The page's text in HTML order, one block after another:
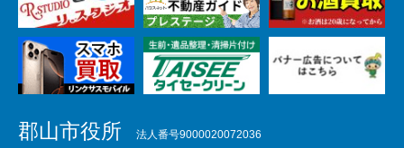
郡山市役所 法人番号9000020072036